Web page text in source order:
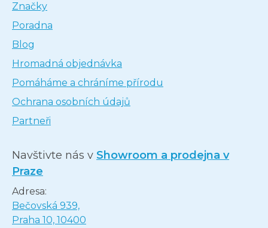
Značky
Poradna
Blog
Hromadná objednávka
Pomáháme a chráníme přírodu
Ochrana osobních údajů
Partneři
Navštivte nás v Showroom a prodejna v
Praze
Adresa:
Bečovská 939,
Praha 10, 10400